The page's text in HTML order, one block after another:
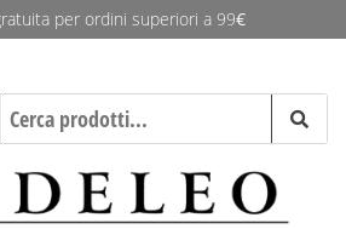
per ordini superiori a 99€
& More